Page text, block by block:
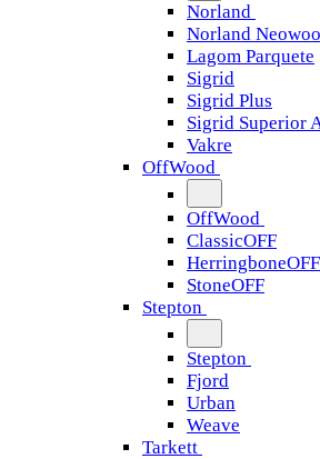
Norland
Norland
Lagom Parquete
Sigrid
Sigrid Plus
Sigrid Superior
Vakre
OffWood
OffWood
ClassicOFF
HerringboneOFF
StoneOFF
Stepton
Stepton
Fjord
Urban
Weave
Tarkett